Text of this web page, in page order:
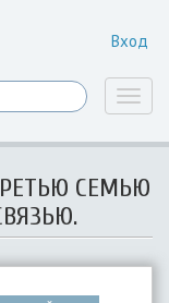
Вход
СЕМЬЮ